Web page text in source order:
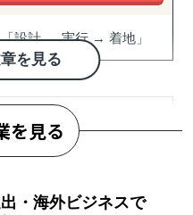
を見る
設計 → 実行 → 着地」
。
めるゼロ→イチの意思決
マーケティング課題ま
が、現地起点で一貫し
を見る
・海外ビジネスで